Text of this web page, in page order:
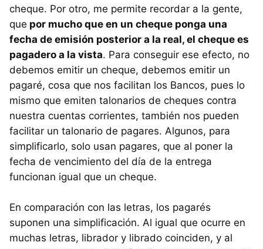
cheque. Por otro, me permite recordar a la gente,
que por mucho que en un cheque ponga una
fecha de emisión posterior a la real, el cheque es
pagadero a la vista. Para conseguir ese efecto, no
debemos emitir un cheque, debemos emitir un
pagaré, cosa que nos facilitan los Bancos, pues lo
mismo que emiten talonarios de cheques contra
nuestra cuentas corrientes, también nos pueden
facilitar un talonario de pagares. Algunos, para
simplificarlo, solo usan pagares, que al poner la
fecha de vencimiento del día de la entrega
funcionan igual que un cheque.
En comparación con las letras, los pagarés
suponen una simplificación. Al igual que ocurre en
muchas letras, librador y librado coinciden, y al